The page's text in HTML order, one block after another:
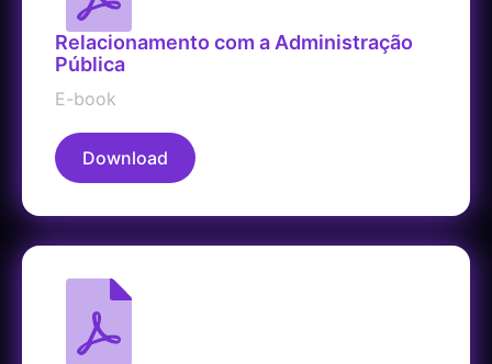
Relacionamento com a Administração
Pública
E-book
Download